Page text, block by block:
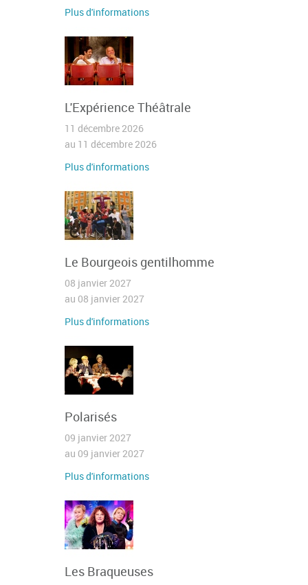
Plus d'informations
L'Expérience Théâtrale
11 décembre 2026
au 11 décembre 2026
Plus d'informations
Le Bourgeois gentilhomme
08 janvier 2027
au 08 janvier 2027
Plus d'informations
Polarisés
09 janvier 2027
au 09 janvier 2027
Plus d'informations
Les Braqueuses